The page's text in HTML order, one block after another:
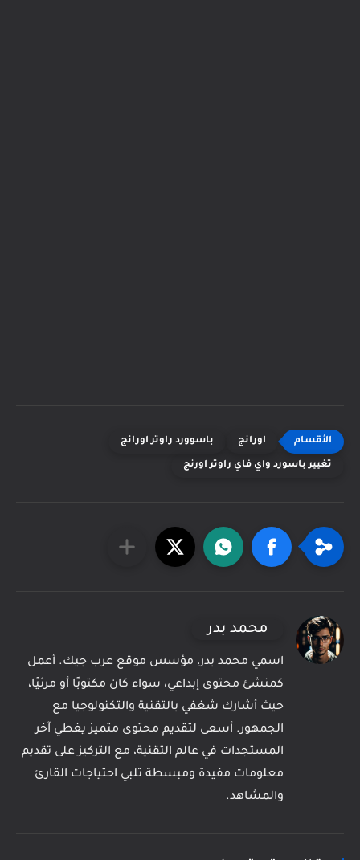
اورانج باسوورد راوتر اورانج
تغيير باسورد واي فاي راوتر اورنج
محمد بدر
اسمي محمد بدر، مؤسس موقع عرب جيك. أعمل
كمنشئ محتوى إبداعي، سواء كان مكتوبًا أو مرئيًا،
حيث أشارك شغفي بالتقنية والتكنولوجيا مع
الجمهور. أسعى لتقديم محتوى متميز يغطي آخر
المستجدات في عالم التقنية، مع التركيز على تقديم
معلومات مفيدة ومبسطة تلبي احتياجات القارئ
والمشاهد.